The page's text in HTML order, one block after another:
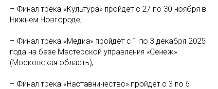
– Финал трека «Культура» пройдёт с 27 по 30 ноября в
Нижнем Новгороде;
– Финал трека «Медиа» пройдёт с 1 по 3 декабря 2025
года на базе Мастерской управления «Сенеж»
(Московская область);
– Финал трека «Наставничество» пройдёт с 3 по 6